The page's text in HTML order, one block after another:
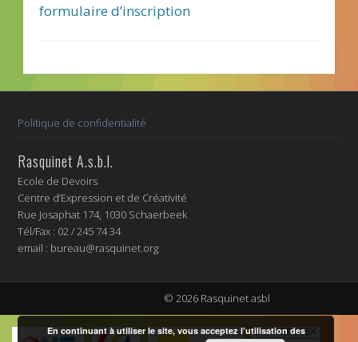
formulaire d’inscription
Politique de confidentialité
Rasquinet A.s.b.l.
Ecole de Devoirs
Centre d’Expression et de Créativité
Rue Josaphat 174, 1030 Schaerbeek
Tél/Fax : 02 / 245 74 34
email : bureau@rasquinet.org
© 2026 Rasquinet asbl
En continuant à utiliser le site, vous acceptez l’utilisation des